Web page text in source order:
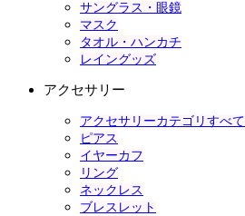
サングラス・眼鏡
マスク
タオル・ハンカチ
レイングッズ
アクセサリー
アクセサリーカテゴリすべて
ピアス
イヤーカフ
リング
ネックレス
ブレスレット